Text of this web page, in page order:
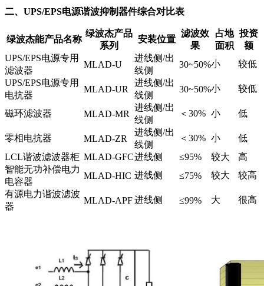
二、UPS/EPS电源谐波抑制器件综合对比表
绿波杰能产品名称
绿波杰产品
系列
安装位置
滤波效
果
占地
面积
投资
额
UPS/EPS电源专用
滤波器
MLAD-U
进线侧/出
线侧
30~50%小
较低
UPS/EPS电源专用
电抗器
MLAD-UR
进线侧/出
线侧
30~50%小 较低
磁环滤波器 MLAD-MR
进线侧/出
线侧
＜30% 小 低
零相电抗器 MLAD-ZR
进线侧/出
线侧
＜30% 小
低
LCL谐波滤波器柜 MLAD-GFC进线侧 ≤95% 较大
高
智能无功补偿电力
电容器
MLAD-HIC 进线侧 ≤75% 较大
较高
有源电力谐波滤波
器
MLAD-APF进线侧 ≤99% 大 很高